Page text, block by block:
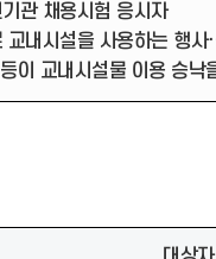
관 채용시험 응시자
교내시설을 사용하는 행사
이 교내시설물 이용 승